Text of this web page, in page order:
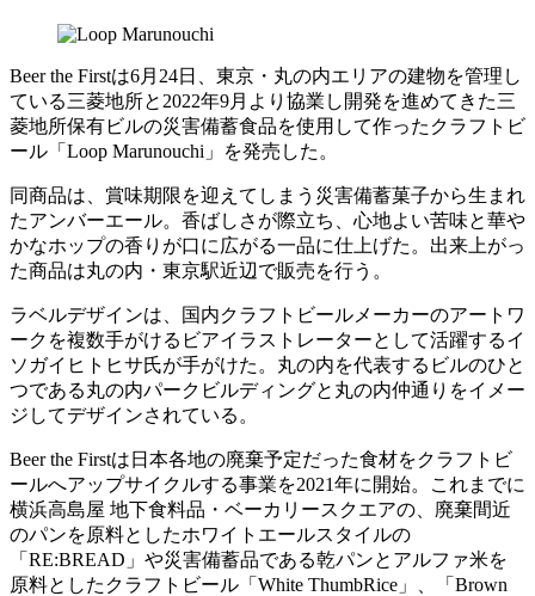
Beer the Firstは6月24日、東京・丸の内エリアの建物を管理し
ている三菱地所と2022年9月より協業し開発を進めてきた三
菱地所保有ビルの災害備蓄食品を使用して作ったクラフトビ
ール「Loop Marunouchi」を発売した。
同商品は、賞味期限を迎えてしまう災害備蓄菓子から生まれ
たアンバーエール。香ばしさが際立ち、心地よい苦味と華や
かなホップの香りが口に広がる一品に仕上げた。出来上がっ
た商品は丸の内・東京駅近辺で販売を行う。
ラベルデザインは、国内クラフトビールメーカーのアートワ
ークを複数手がけるビアイラストレーターとして活躍するイ
ソガイヒトヒサ氏が手がけた。丸の内を代表するビルのひと
つである丸の内パークビルディングと丸の内仲通りをイメー
ジしてデザインされている。
Beer the Firstは日本各地の廃棄予定だった食材をクラフトビ
ールへアップサイクルする事業を2021年に開始。これまでに
横浜高島屋 地下食料品・ベーカリースクエアの、廃棄間近
のパンを原料としたホワイトエールスタイルの
「RE:BREAD」や災害備蓄品である乾パンとアルファ米を
原料としたクラフトビール「White ThumbRice」、「Brown